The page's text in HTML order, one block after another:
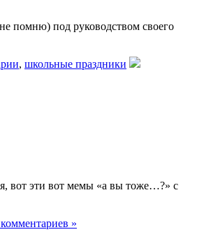
помню) под руководством своего
, школьные праздники
вот эти вот мемы «а вы тоже…?» с
»